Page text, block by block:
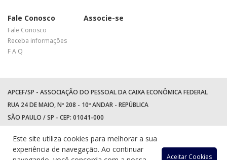
Fale Conosco
Fale Conosco
Receba informações
F A Q
Associe-se
APCEF/SP - ASSOCIAÇÃO DO PESSOAL DA CAIXA ECONÔMICA FEDERAL
RUA 24 DE MAIO, Nº 208 - 10º ANDAR - REPÚBLICA
SÃO PAULO / SP - CEP: 01041-000
WhatsApp: (11) 94597-5758
Este site utiliza cookies para melhorar a sua
experiência de navegação. Ao continuar
Aceitar Cookies